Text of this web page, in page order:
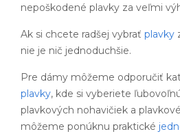
nepoškodené plavky za veľmi
Ak si chcete radšej vybrať plavky
nie je nič jednoduchšie.
Pre dámy môžeme odporučiť
plavky, kde si vyberiete
plavkových nohavičiek a
môžeme ponúknu praktické